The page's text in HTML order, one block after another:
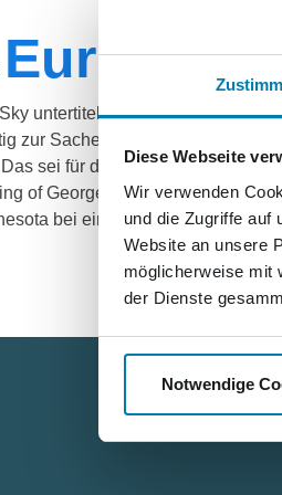
Diese Webseite
Wir verwenden
und die Zugriffe auf
Website an unsere
möglicherweise mit
der Dienste
Notwendige
Eurotape -
untertiteln sie den
zur Sache, denn der Film muss
sei für die erfahrenen
of George Floyd” berichtet
bei einer gewaltsamen